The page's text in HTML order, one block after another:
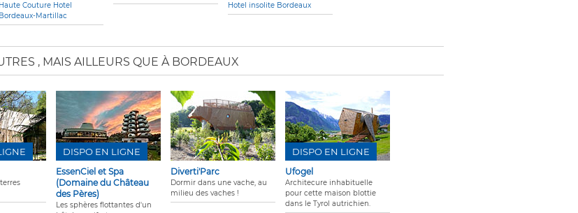
Haute Couture Hotel
Bordeaux-Martillac
Hotel insolite Bordeaux
, MAIS AILLEURS QUE À BORDEAUX
EssenCiel et Spa
(Domaine du Château
des Pères)
Les sphères flottantes d'un
DISPO EN LIGNE
Diverti'Parc
Dormir dans une vache, au
milieu des vaches !
Ufogel
Architecure inhabituelle
pour cette maison blottie
dans le Tyrol autrichien.
DISPO EN LIGNE